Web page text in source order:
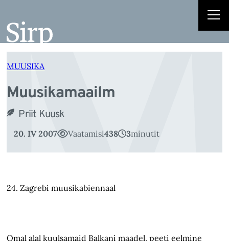
juurde
MUUSIKA
Muusikamaailm
Priit Kuusk
20. IV 2007 Vaatamisi438 3minutit
24. Zagrebi muusikabiennaal
Omal alal kuulsamaid Balkani maadel, peeti eelmine